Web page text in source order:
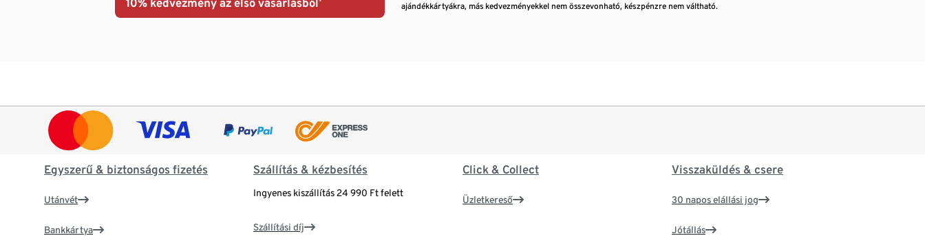
ajándékkártyákra, más kedvezményekkel nem összevonható, készpénzre nem váltható.
Egyszerű & biztonságos fizetés
Utánvét
Bankkártya
Szállítás & kézbesítés
Ingyenes kiszállítás 24 990 Ft felett
Szállítási díj
Click & Collect
Üzletkereső
Visszaküldés & csere
30 napos elállási jog
Jótállás